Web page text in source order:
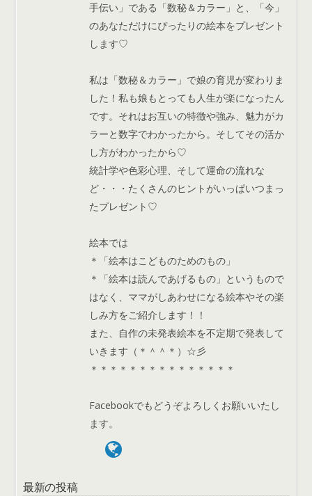
手伝い」である「数秘＆カラー」と、「今」
のあなただけにぴったりの絵本をプレゼント
します♡
私は「数秘＆カラー」で娘の育児が変わりま
した！私も娘もとっても人生が楽になったん
です。それはお互いの特徴や強み、魅力がカ
ラーと数字でわかったから。そしてその活か
し方がわかったから♡
統計学や色彩心理、そして運命の流れな
ど・・・たくさんのヒントがいっぱいつまっ
たプレゼント♡
絵本では
＊「絵本はこどものためのもの」
＊「絵本は読んであげるもの」というもので
はなく、ママがしあわせになる絵本やその楽
しみ方をご紹介します！！
また、自作の未発表絵本を不定期で発表して
いきます（＊＾＾＊）☆彡
＊＊＊＊＊＊＊＊＊＊＊＊＊＊＊
Facebookでもどうぞよろしくお願いいたし
ます。
最新の投稿